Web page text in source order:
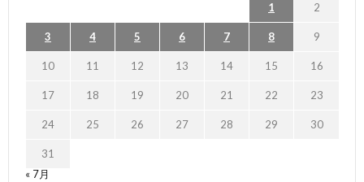
1 2
3 4 5 6 7 8 9
10 11 12 13 14 15 16
17 18 19 20 21 22 23
24 25 26 27 28 29 30
31
« 7月